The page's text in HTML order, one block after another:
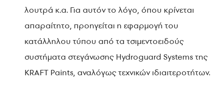
λουτρά κ.α. Για αυτόν το λόγο, όπου κρίνεται
απαραίτητο, προηγείται η εφαρμογή του
κατάλληλου τύπου από τα τσιμεντοειδούς
συστήματα στεγάνωσης Hydroguard Systems της
KRAFT Paints, αναλόγως τεχνικών ιδιαιτεροτήτων.